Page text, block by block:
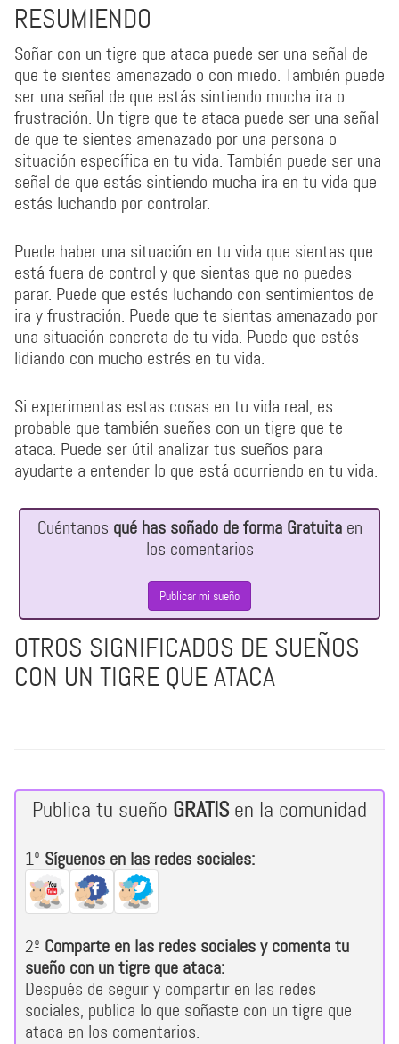
RESUMIENDO
Soñar con un tigre que ataca puede ser una señal de
que te sientes amenazado o con miedo. También puede
ser una señal de que estás sintiendo mucha ira o
frustración. Un tigre que te ataca puede ser una señal
de que te sientes amenazado por una persona o
situación específica en tu vida. También puede ser una
señal de que estás sintiendo mucha ira en tu vida que
estás luchando por controlar.
Puede haber una situación en tu vida que sientas que
está fuera de control y que sientas que no puedes
parar. Puede que estés luchando con sentimientos de
ira y frustración. Puede que te sientas amenazado por
una situación concreta de tu vida. Puede que estés
lidiando con mucho estrés en tu vida.
Si experimentas estas cosas en tu vida real, es
probable que también sueñes con un tigre que te
ataca. Puede ser útil analizar tus sueños para
ayudarte a entender lo que está ocurriendo en tu vida.
Cuéntanos qué has soñado de forma Gratuitaen
los comentarios
Publicar mi sueño
OTROS SIGNIFICADOS DE SUEÑOS
CON UN TIGRE QUE ATACA
Publica tu sueño GRATISen la comunidad
1º Síguenos en las redes sociales:
2º Comparte en las redes sociales y comenta tu
sueño con un tigre que ataca:
Después de seguir y compartir en las redes
sociales, publica lo que soñaste con un tigre que
ataca en los comentarios.